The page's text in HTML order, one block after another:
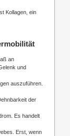
Kollagen, ein
an
und
auszuführen.
der
Es handelt
Erst, wenn